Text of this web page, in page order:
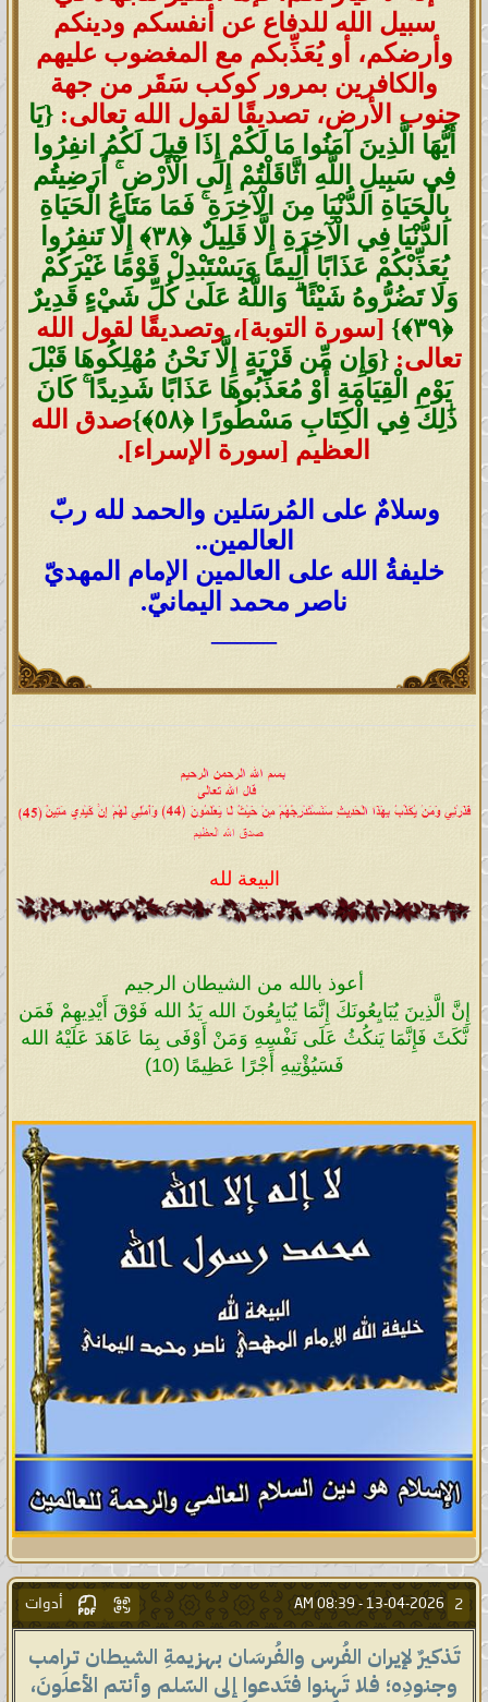
سبيل الله للدفاع عن أنفسكم ودينكم
وأرضكم، أو يُعَذِّبكم مع المغضوب عليهم
والكافرين بمرور كوكب سَقَر من جهة
جنوب الأرض، تصديقًا لقول الله تعالى: {يَا
أَيُّهَا الَّذِينَ آمَنُوا مَا لَكُمْ إِذَا قِيلَ لَكُمُ انفِرُوا
فِي سَبِيلِ اللَّهِ اثَّاقَلْتُمْ إِلَى الْأَرْضِ ۚ أَرَضِيتُم
بِالْحَيَاةِ الدُّنْيَا مِنَ الْآخِرَةِ ۚ فَمَا مَتَاعُ الْحَيَاةِ
الدُّنْيَا فِي الْآخِرَةِ إِلَّا قَلِيلٌ ‎﴿٣٨﴾‏ إِلَّا تَنفِرُوا
يُعَذِّبْكُمْ عَذَابًا أَلِيمًا وَيَسْتَبْدِلْ قَوْمًا غَيْرَكُمْ
وَلَا تَضُرُّوهُ شَيْئًا ۗ وَاللَّهُ عَلَىٰ كُلِّ شَيْءٍ قَدِيرٌ
‎﴿٣٩﴾}
[سورة التوبة]، وتصديقًا لقول الله
تعالى: {وَإِن مِّن قَرْيَةٍ إِلَّا نَحْنُ مُهْلِكُوهَا قَبْلَ
يَوْمِ الْقِيَامَةِ أَوْ مُعَذِّبُوهَا عَذَابًا شَدِيدًا ۚ كَانَ
ذَٰلِكَ فِي الْكِتَابِ مَسْطُورًا ‎﴿٥٨﴾‏}
صدق الله
العظيم [سورة الإسراء].
وسلامٌ على المُرسَلين والحمد لله ربّ
العالمين..
خليفةُ الله على العالمين الإمام المهديّ
ناصر محمد اليمانيّ.
البيعة لله
أعوذ بالله من الشيطان الرجيم
إِنَّ الَّذِينَ يُبَايِعُونَكَ إِنَّمَا يُبَايِعُونَ الله يَدُ الله فَوْقَ أَيْدِيهِمْ فَمَن
نَّكَثَ فَإِنَّمَا يَنكُثُ عَلَى نَفْسِهِ وَمَنْ أَوْفَى بِمَا عَاهَدَ عَلَيْهُ الله
فَسَيُؤْتِيهِ أَجْرًا عَظِيمًا (10)
2
13-04-2026 -
08:39 AM أدوات
تَذكيرٌ لإيران الفُرس والفُرسَان بهزيمةِ الشيطان ترامب
وجنودِه؛ فلا تَهِنوا فتَدعوا إلى السّلم وأنتم الأعلَونَ،